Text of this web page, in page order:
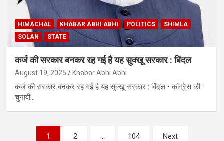
HIMACHAL KHABAR ABHI ABHI POLITICS
SHIMLA
SOLAN
STATE
कर्ज की सरकार बनकर रह गई है यह सुक्खू सरकार : बिंदल
August 19, 2025 Khabar Abhi Abhi
कर्ज की सरकार बनकर रह गई है यह सुक्खू सरकार : बिंदल • कांग्रेस की
चुनावी…
1 2 … 104 Next